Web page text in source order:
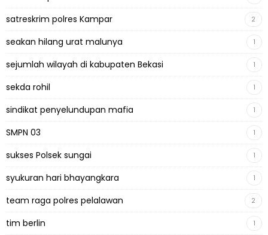
satreskrim polres Kampar 2
seakan hilang urat malunya 1
sejumlah wilayah di kabupaten Bekasi 1
sekda rohil 1
sindikat penyelundupan mafia 1
SMPN 03 1
sukses Polsek sungai 1
syukuran hari bhayangkara 1
team raga polres pelalawan 2
tim berlin 1